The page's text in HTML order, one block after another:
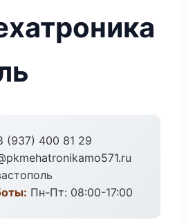
(937) 400 81 29
Пн-Пт: 08:00-17:00